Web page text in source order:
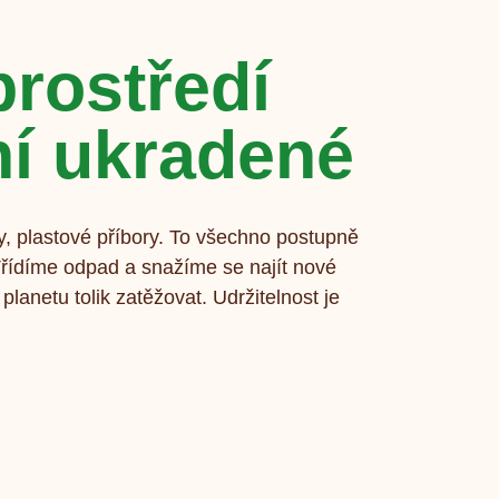
ukradené
plastové příbory. To všechno postupně
odpad a snažíme se najít nové
tolik zatěžovat. Udržitelnost je